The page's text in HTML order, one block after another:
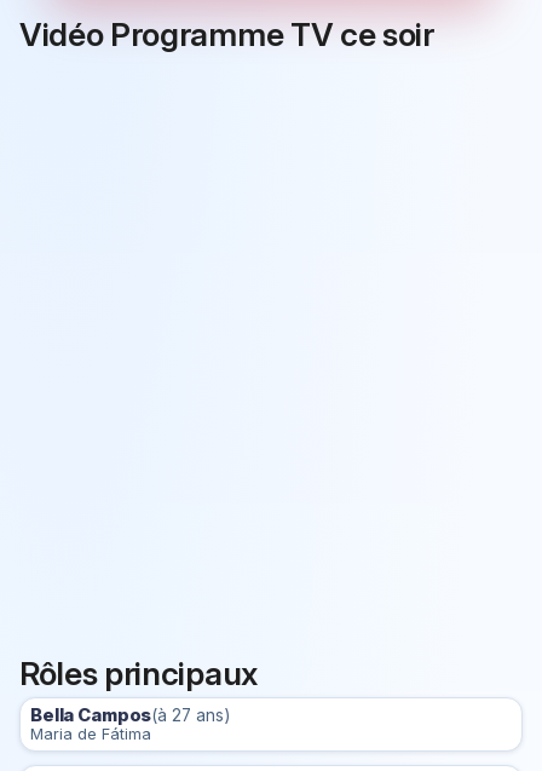
Vidéo Programme TV ce soir
Rôles principaux
Bella Campos(à 27 ans)
Maria de Fátima